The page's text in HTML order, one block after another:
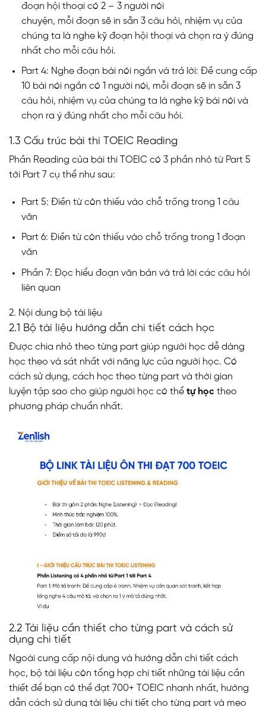
đoạn hội thoại có 2 – 3 người nói
chuyện, mỗi đoạn sẽ in sẵn 3 câu hỏi, nhiệm vụ của
chúng ta là nghe kỹ đoạn hội thoại và chọn ra ý đúng
nhất cho mỗi câu hỏi.
Part 4: Nghe đoạn bài nói ngắn và trả lời: Đề cung cấp
10 bài nói ngắn có 1 người nói, mỗi đoạn sẽ in sẵn 3
câu hỏi, nhiệm vụ của chúng ta là nghe kỹ bài nói và
chọn ra ý đúng nhất cho mỗi câu hỏi.
1.3 Cấu trúc bài thi TOEIC Reading
Phần Reading của bài thi TOEIC có 3 phần nhỏ từ Part 5
tới Part 7 cụ thể như sau:
Part 5: Điền từ còn thiếu vào chỗ trống trong 1 câu
văn
Part 6: Điền từ còn thiếu vào chỗ trống trong 1 đoạn
văn
Phần 7: Đọc hiểu đoạn văn bản và trả lời các câu hỏi
liên quan
2. Nội dung bộ tài liệu
2.1 Bộ tài liệu hướng dẫn chi tiết cách học
Được chia nhỏ theo từng part giúp người học dễ dàng
học theo và sát nhất với năng lực của người học. Có
cách sử dụng, cách học theo từng part và thời gian
luyện tập sao cho giúp người học có thể tự học theo
phương pháp chuẩn nhất.
2.2 Tài liệu cần thiết cho từng part và cách sử
dụng chi tiết
Ngoài cung cấp nội dung và hướng dẫn chi tiết cách
học, bộ tài liệu còn tổng hợp chi tiết những tài liệu cần
thiết để bạn có thể đạt 700+ TOEIC nhanh nhất, hướng
dẫn cách sử dụng tài liệu chi tiết cho từng part và mẹo